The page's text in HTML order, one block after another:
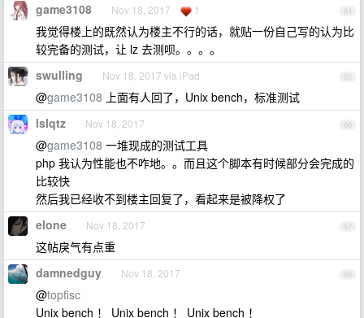
64
game3108 Nov 18, 2017 1
我觉得楼上的既然认为楼主不行的话，就贴一份自己写的认为比
较完备的测试，让 lz 去测呗。。。。
65
swulling Nov 18, 2017 via iPad
@game3108 上面有人回了，Unix bench，标准测试
66
lslqtz Nov 18, 2017
@game3108 一堆现成的测试工具
php 我认为性能也不咋地。。而且这个脚本有时候部分会完成的
比较快
然后我已经收不到楼主回复了，看起来是被降权了
67
elone Nov 18, 2017
这帖戾气有点重
68
damnedguy Nov 18, 2017
@topfisc
Unix bench ！ Unix bench ！ Unix bench ！